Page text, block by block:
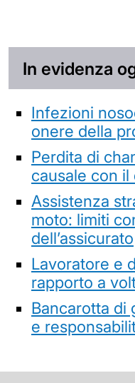
In evidenza
Infezioni
onere della
Perdita di
causale con il
Assistenza
moto: limiti
dell’assicurato
Lavoratore e
rapporto a
Bancarotta di
e